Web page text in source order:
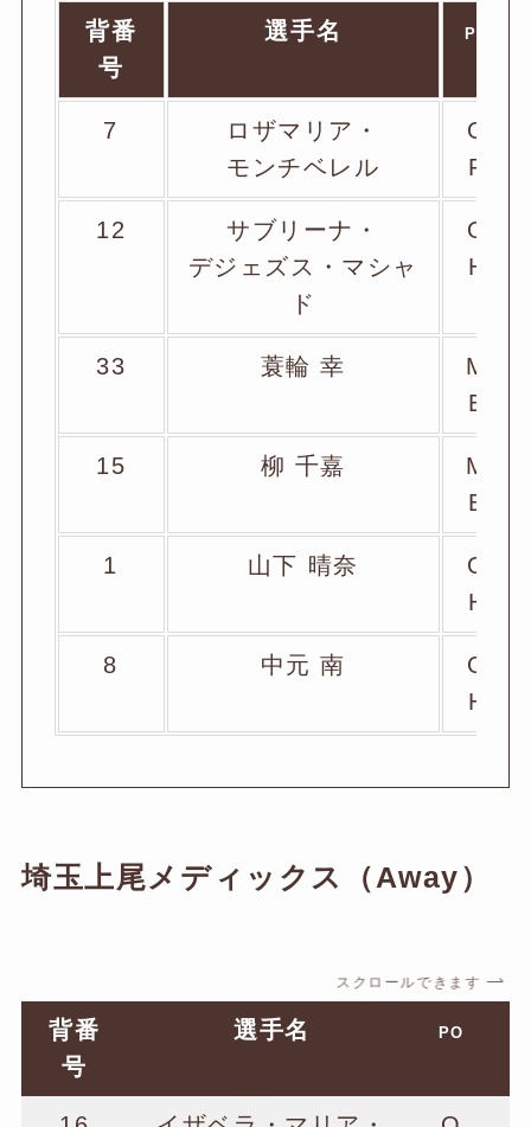
背番
号
選手名 PO
7
ロザマリア・
モンチベレル
O
P
12
サブリーナ・
デジェズス・マシャ
ド
O
H
33 蓑輪 幸
M
B
15 柳 千嘉
M
B
1 山下 晴奈
O
H
8 中元 南
O
H
埼玉上尾メディックス（Away）
スクロールできます
背番
号
選手名 PO